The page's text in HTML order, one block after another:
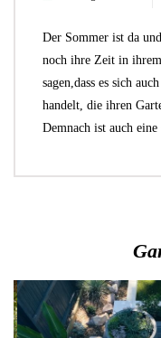
Der Sommer ist da
noch ihre Zeit in
sagen,dass es sich
handelt, die ihren
Demnach ist auch